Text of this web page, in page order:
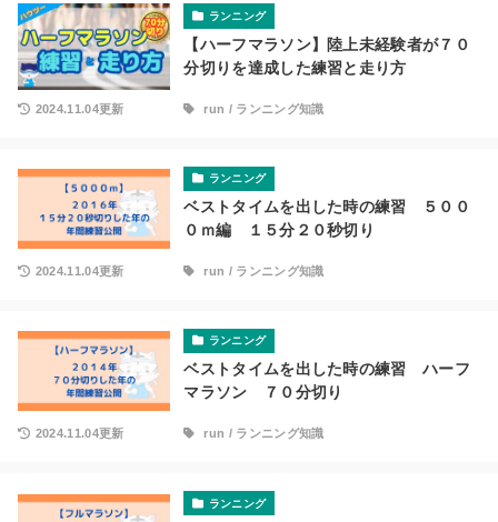
ランニング
【ハーフマラソン】陸上未経験者が７０
分切りを達成した練習と走り方
2024.11.04更新 run / ランニング知識
ランニング
ベストタイムを出した時の練習 ５００
０ｍ編 １５分２０秒切り
2024.11.04更新 run / ランニング知識
ランニング
ベストタイムを出した時の練習 ハーフ
マラソン ７０分切り
2024.11.04更新 run / ランニング知識
ランニング